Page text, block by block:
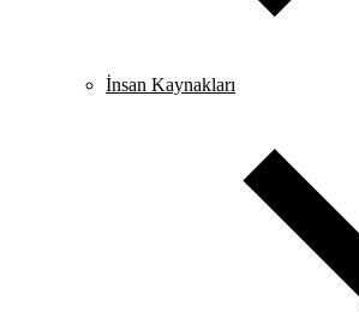
İnsan Kaynakları